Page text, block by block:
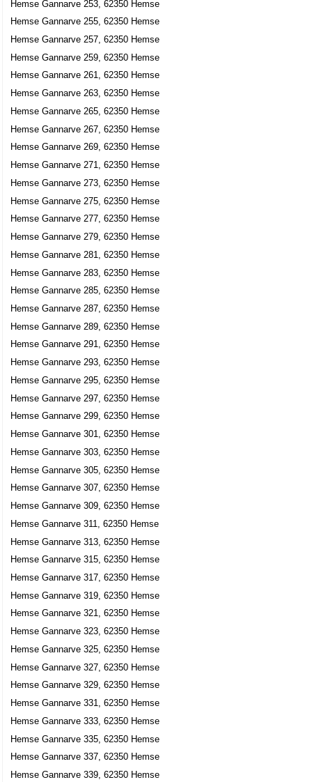
Hemse Gannarve 253, 62350 Hemse
Hemse Gannarve 255, 62350 Hemse
Hemse Gannarve 257, 62350 Hemse
Hemse Gannarve 259, 62350 Hemse
Hemse Gannarve 261, 62350 Hemse
Hemse Gannarve 263, 62350 Hemse
Hemse Gannarve 265, 62350 Hemse
Hemse Gannarve 267, 62350 Hemse
Hemse Gannarve 269, 62350 Hemse
Hemse Gannarve 271, 62350 Hemse
Hemse Gannarve 273, 62350 Hemse
Hemse Gannarve 275, 62350 Hemse
Hemse Gannarve 277, 62350 Hemse
Hemse Gannarve 279, 62350 Hemse
Hemse Gannarve 281, 62350 Hemse
Hemse Gannarve 283, 62350 Hemse
Hemse Gannarve 285, 62350 Hemse
Hemse Gannarve 287, 62350 Hemse
Hemse Gannarve 289, 62350 Hemse
Hemse Gannarve 291, 62350 Hemse
Hemse Gannarve 293, 62350 Hemse
Hemse Gannarve 295, 62350 Hemse
Hemse Gannarve 297, 62350 Hemse
Hemse Gannarve 299, 62350 Hemse
Hemse Gannarve 301, 62350 Hemse
Hemse Gannarve 303, 62350 Hemse
Hemse Gannarve 305, 62350 Hemse
Hemse Gannarve 307, 62350 Hemse
Hemse Gannarve 309, 62350 Hemse
Hemse Gannarve 311, 62350 Hemse
Hemse Gannarve 313, 62350 Hemse
Hemse Gannarve 315, 62350 Hemse
Hemse Gannarve 317, 62350 Hemse
Hemse Gannarve 319, 62350 Hemse
Hemse Gannarve 321, 62350 Hemse
Hemse Gannarve 323, 62350 Hemse
Hemse Gannarve 325, 62350 Hemse
Hemse Gannarve 327, 62350 Hemse
Hemse Gannarve 329, 62350 Hemse
Hemse Gannarve 331, 62350 Hemse
Hemse Gannarve 333, 62350 Hemse
Hemse Gannarve 335, 62350 Hemse
Hemse Gannarve 337, 62350 Hemse
Hemse Gannarve 339, 62350 Hemse